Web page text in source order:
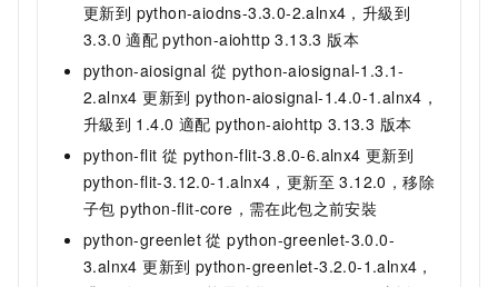
更新到 python-aiodns-3.3.0-2.alnx4，升級到
3.3.0 適配 python-aiohttp 3.13.3 版本
python-aiosignal 從 python-aiosignal-1.3.1-
2.alnx4 更新到 python-aiosignal-1.4.0-1.alnx4，
升級到 1.4.0 適配 python-aiohttp 3.13.3 版本
python-flit 從 python-flit-3.8.0-6.alnx4 更新到
python-flit-3.12.0-1.alnx4，更新至 3.12.0，移除
子包 python-flit-core，需在此包之前安裝
python-greenlet 從 python-greenlet-3.0.0-
3.alnx4 更新到 python-greenlet-3.2.0-1.alnx4，